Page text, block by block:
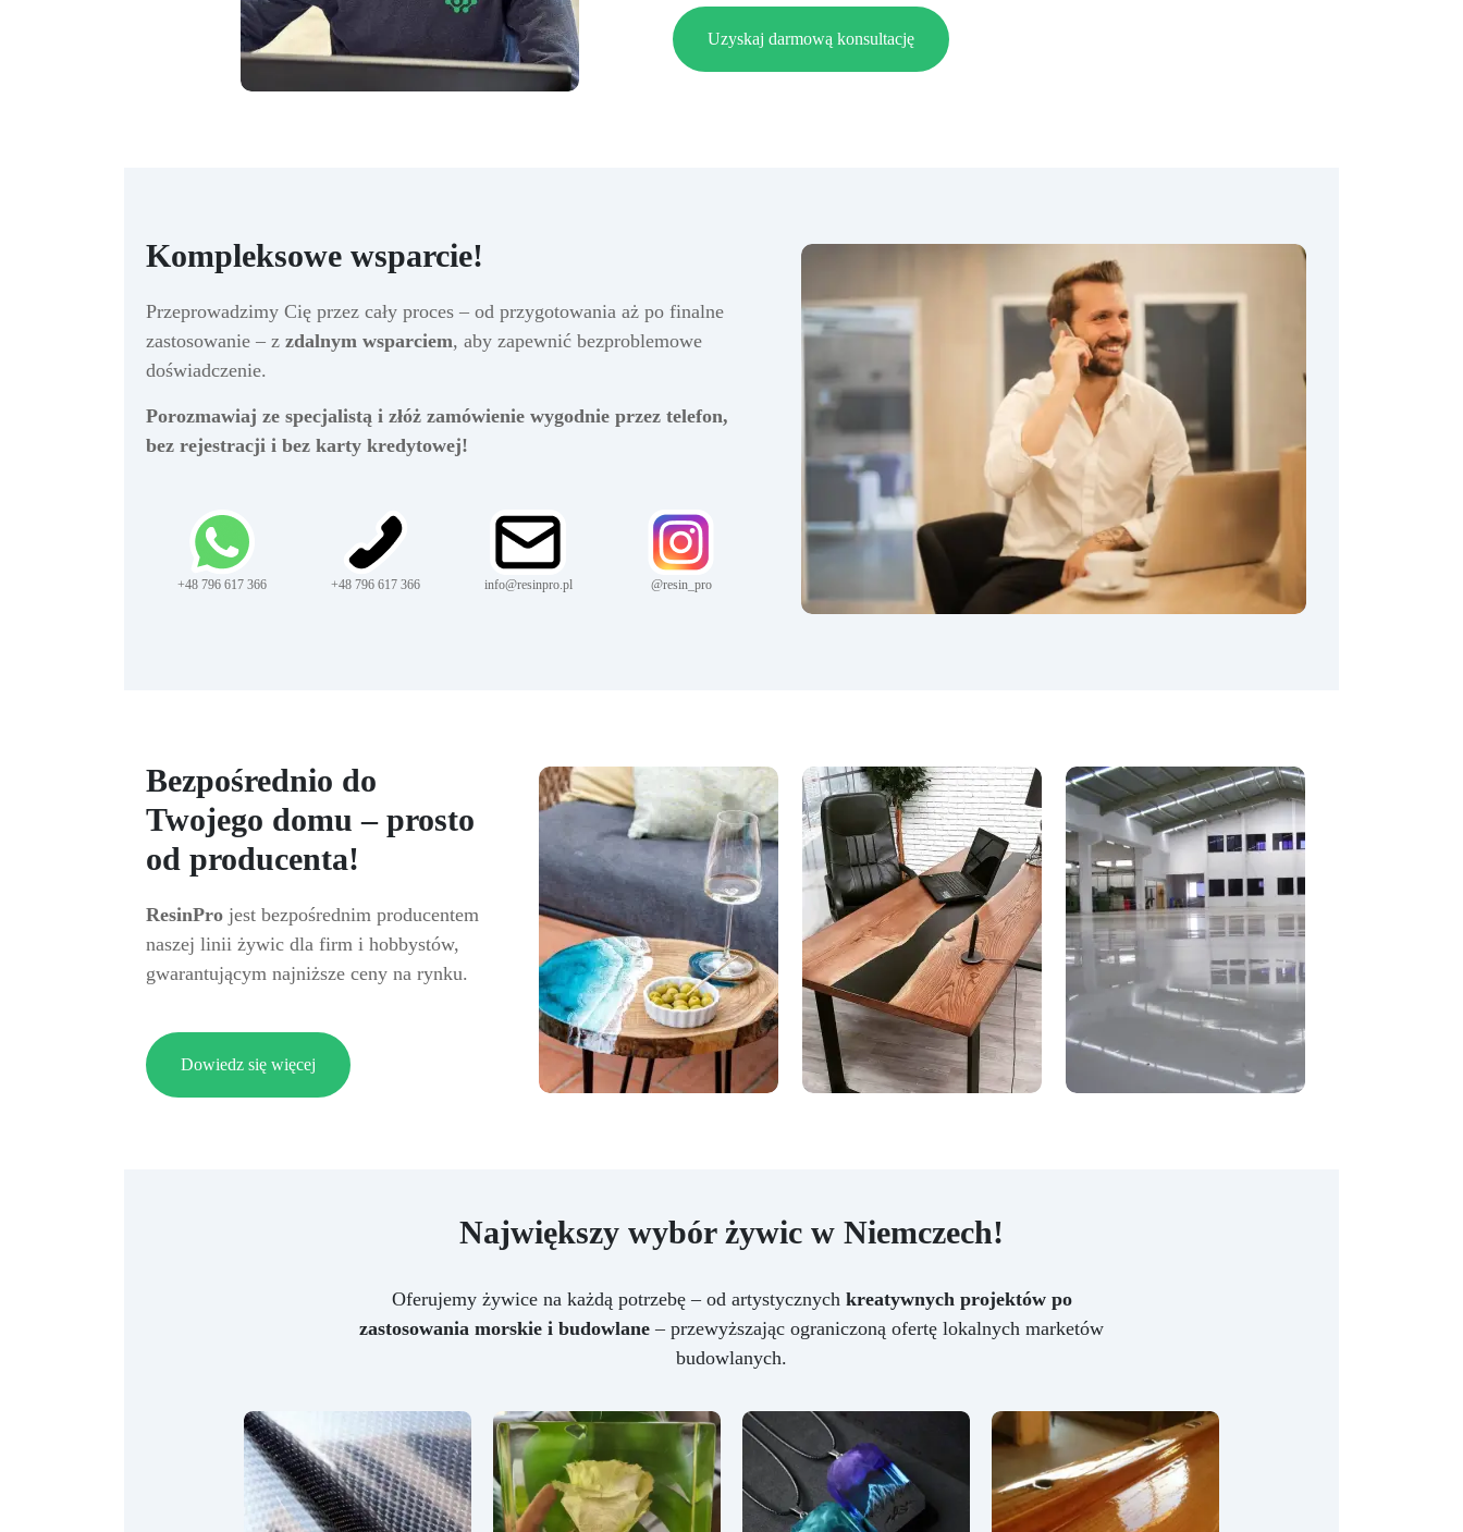
Uzyskaj darmową konsultację
Kompleksowe wsparcie!
Przeprowadzimy Cię przez cały proces – od przygotowania aż po finalne
zastosowanie – z zdalnym wsparciem, aby zapewnić bezproblemowe
doświadczenie.
Porozmawiaj ze specjalistą i złóż zamówienie wygodnie przez telefon,
bez rejestracji i bez karty kredytowej!
+48 796 617 366 +48 796 617 366 info@resinpro.pl @resin_pro
Bezpośrednio do
Twojego domu – prosto
od producenta!
ResinPro jest bezpośrednim producentem
naszej linii żywic dla firm i hobbystów,
gwarantującym najniższe ceny na rynku.
Dowiedz się więcej
Największy wybór żywic w Niemczech!
Oferujemy żywice na każdą potrzebę – od artystycznych kreatywnych projektów po
zastosowania morskie i budowlane – przewyższając ograniczoną ofertę lokalnych marketów
budowlanych.